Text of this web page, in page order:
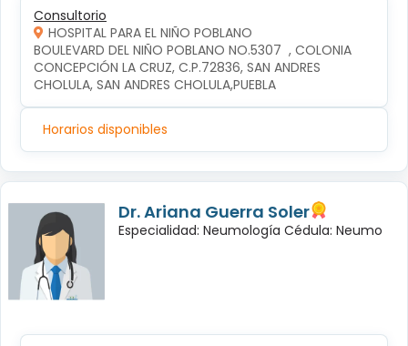
Consultorio
HOSPITAL PARA EL NIÑO POBLANO
BOULEVARD DEL NIÑO POBLANO NO.5307  , COLONIA
CONCEPCIÓN LA CRUZ, C.P.72836, SAN ANDRES
CHOLULA, SAN ANDRES CHOLULA,PUEBLA
Horarios disponibles
Dr. Ariana Guerra Soler
Especialidad: Neumología Cédula: Neumo